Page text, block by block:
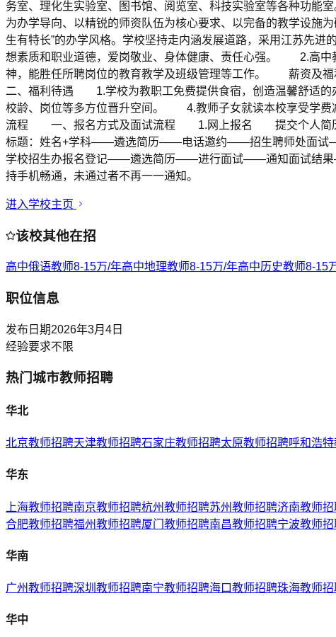
务室、理化生实验室、图书馆、阅览室、科技实验室等各种功能
为办学导向、以精锐的师资队伍为核心要求、以完备的教学设施
生有特长”的办学风格。学校坚持走内涵发展道路，采用江
想素质和职业道德，爱岗敬业、身体健康、责任心强。 2.高中
神，能胜任所聘岗位的教育教学及班级管理等工作。 薪资
二、福利待遇 1.学校为教职工免费提供食宿，创造温馨舒适
校龄、岗位等多方位晋升空间。 4.教师子女就读本校享受学
流程 一、报名方式及面试流程 1.网上报名 提交个人简历、
标题：姓名+学科——遴选简历——电话邀约——招生聘师处面
学校招生办报名登记——遴选简历——进行面试——通知面试结
持手机畅通，未通过者不再一一通知。
进入学校主页
该校其他在招
高中俄语教师8-15万/年高中地理教师8-15万/年高中历史教师8-15
职位信息
发布日期2026年3月4日
经验要求不限
热门城市教师招聘
华北
北京教师招聘天津教师招聘石家庄教师招聘太原教师招聘呼和浩特
华东
上海教师招聘南京教师招聘杭州教师招聘苏州教师招聘济南教师招
合肥教师招聘福州教师招聘厦门 教师招聘南昌教师招聘宁波教师招
华南
广州教师招聘深圳 教师招聘南宁教师招聘海口教师招聘珠海教师招
华中